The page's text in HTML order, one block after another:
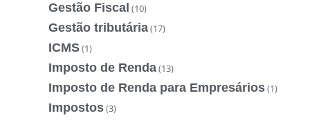
Gestão Fiscal (10)
Gestão tributária(17)
ICMS(1)
Imposto de Renda(13)
Imposto de Renda para Empresários(1)
Impostos(3)